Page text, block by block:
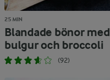
25 MIN
Blandade bönor med
bulgur och broccoli
(92)